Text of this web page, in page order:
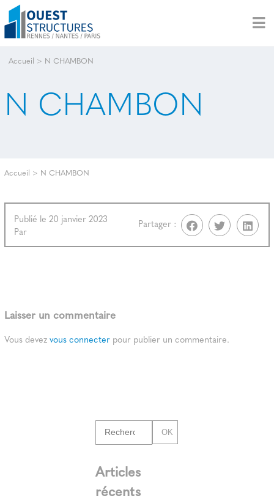
Accueil > N CHAMBON
N CHAMBON
Accueil > N CHAMBON
Publié le 20 janvier 2023
Par
Partager :
Laisser un commentaire
Vous devezvous connecter pour publier un commentaire.
OK
Articles
récents